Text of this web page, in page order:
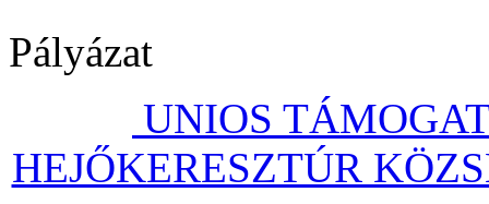
Pályázat
UNIOS
HEJŐKERESZTÚR